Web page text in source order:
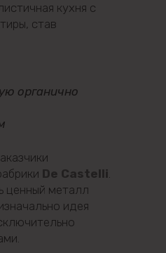
кухня с
став
органично
De Castelli.
ценный металл
идея